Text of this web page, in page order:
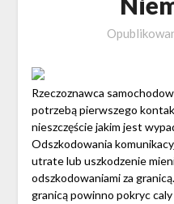
Rzeczoznawca
potrzebą pierwszego
nieszczęście jakim jest
Odszkodowania
utrate lub uszkodzenie
odszkodowaniami za
granicą powinno pokryc